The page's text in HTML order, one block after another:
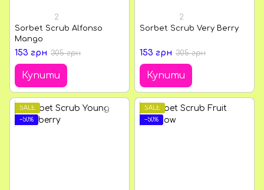
2
Sorbet Scrub Alfonso
Mango
153 грн 305 грн
Купити
2
Sorbet Scrub Very Berry
153 грн 305 грн
Купити
SALE
−50%
SALE
−50%